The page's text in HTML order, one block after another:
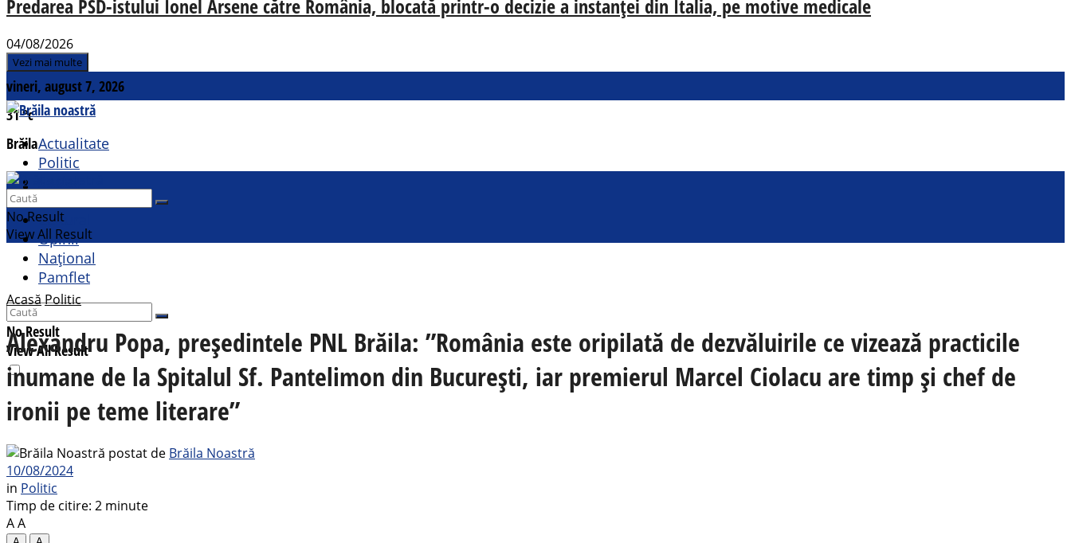
Predarea PSD-istului Ionel Arsene către România, blocată printr-o decizie a instanței din Italia, pe motive medicale
04/08/2026
Vezi mai multe
vineri, august 7, 2026
31°c
Brăila
Contact
Actualitate
Politic
Cultural
Opinii
Național
Pamflet
No Result
View All Result
No Result
View All Result
AcasăPolitic
Alexandru Popa, președintele PNL Brăila: ”România este oripilată de dezvăluirile ce vizează practicile
inumane de la Spitalul Sf. Pantelimon din București, iar premierul Marcel Ciolacu are timp și chef de
ironii pe teme literare”
postat de Brăila Noastră
10/08/2024
in Politic
Timp de citire: 2 minute
AA